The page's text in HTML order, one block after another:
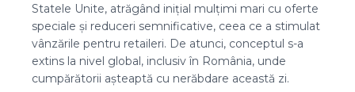
Statele Unite, atrăgând inițial mulțimi mari cu oferte
speciale și reduceri semnificative, ceea ce a stimulat
vânzările pentru retaileri. De atunci, conceptul s-a
extins la nivel global, inclusiv în România, unde
cumpărătorii așteaptă cu nerăbdare această zi.